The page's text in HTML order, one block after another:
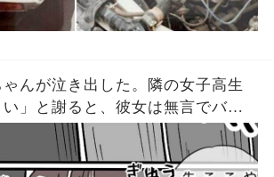
んが泣き出した。隣の女子高生
」と謝ると、彼女は無言でバッ